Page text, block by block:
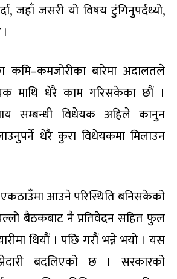
जहाँ जसरी यो विषय टुंगिनुपर्दथ्यो,
कमि–कमजोरीका बारेमा अदालतले
माथि धेरै काम गरिसकेका छौं ।
सम्बन्धी विधेयक अहिले कानुन
धेरै कुरा विधेयकमा मिलाउन
आउने परिस्थिति बनिसकेको
बैठकबाट नै प्रतिवेदन सहित फुल
थियौं । पछि गरौं भन्ने भयो । यस
बदलिएको छ । सरकारको